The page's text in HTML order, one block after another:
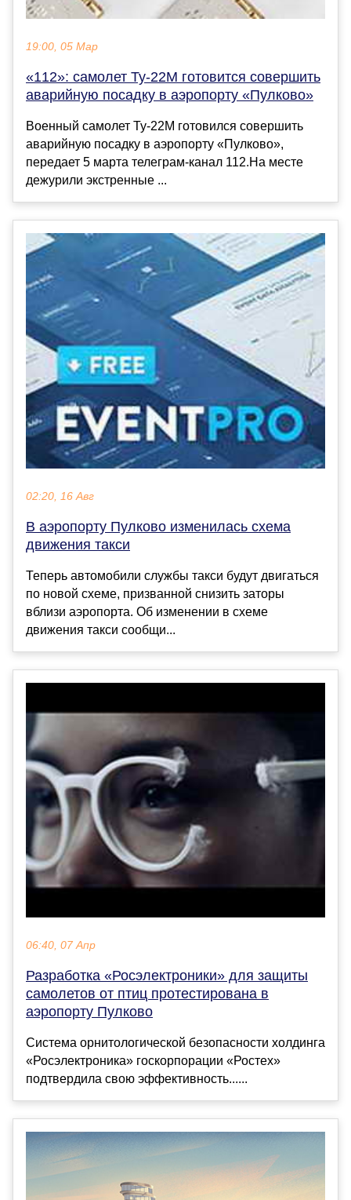
19:00, 05 Мар
«112»: самолет Ту-22М готовится совершить
аварийную посадку в аэропорту «Пулково»
Военный самолет Ту-22М готовился совершить
аварийную посадку в аэропорту «Пулково»,
передает 5 марта телеграм-канал 112.На месте
дежурили экстренные ...
02:20, 16 Авг
В аэропорту Пулково изменилась схема
движения такси
Теперь автомобили службы такси будут двигаться
по новой схеме, призванной снизить заторы
вблизи аэропорта. Об изменении в схеме
движения такси сообщи...
06:40, 07 Апр
Разработка «Росэлектроники» для защиты
самолетов от птиц протестирована в
аэропорту Пулково
Система орнитологической безопасности холдинга
«Росэлектроника» госкорпорации «Ростех»
подтвердила свою эффективность......